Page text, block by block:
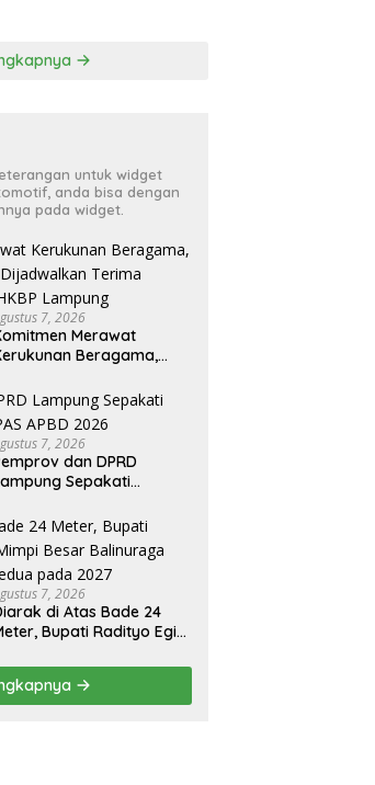
pada 2027
untuk widget
anda bisa dengan
pada widget.
7, 2026
Merawat
Beragama,
Terima
dari HKBP
7, 2026
dan DPRD
Sepakati
2026
7, 2026
di Atas Bade 24
Bupati Radityo Egi
Jadi
Kedua pada